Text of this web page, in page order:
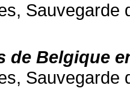
de Belgique